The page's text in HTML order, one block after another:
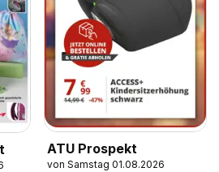
ATU Prospekt
von Samstag 01.08.2026